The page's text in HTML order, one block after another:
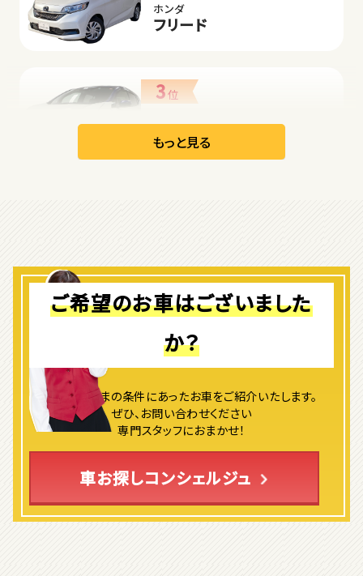
ホンダ
フリード
3位
日産
リーフ
ダイハツ
コペン
2位
ロードスター
S660
もっと見る
ご希望のお車はございました
か？
よりお客さまの条件にあったお車をご紹介いたします。
ぜひ、お問い合わせください
専門スタッフにおまかせ！
車お探しコンシェルジュ